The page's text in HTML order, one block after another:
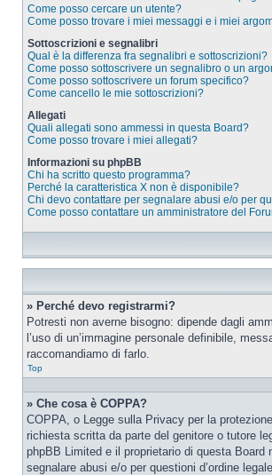
Come posso cercare un utente?
Come posso trovare i miei messaggi e i miei
Sottoscrizioni e segnalibri
Qual è la differenza fra segnalibri e sottoscrizioni?
Come posso sottoscrivere un segnalibro o un
Come posso sottoscrivere un forum specifico?
Come cancello le mie sottoscrizioni?
Allegati
Quali allegati sono ammessi in questa Board?
Come posso trovare i miei allegati?
Informazioni su phpBB
Chi ha scritto questo programma?
Perché la caratteristica X non è disponibile?
Chi devo contattare per segnalare abusi e/o per
Come posso contattare un amministratore del
» Perché devo registrarmi?
Potresti non averne bisogno: dipende dagli
l’uso di un’immagine personale definibile,
raccomandiamo di farlo.
Top
» Che cosa è COPPA?
COPPA, o Legge sulla Privacy per la
richiesta scritta da parte del genitore o tutore
phpBB Limited e il proprietario di questa
segnalare abusi e/o per questioni d’ordine